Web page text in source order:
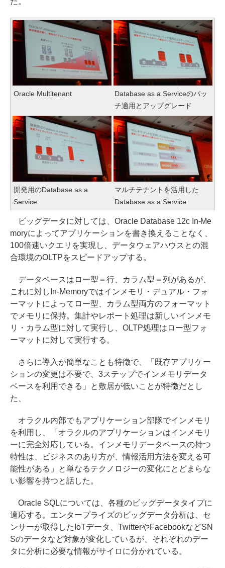
Oracle Multitenant
Database as a Serviceのパッ
チ適用とアップグレード
開発用のDatabase as a
Service
マルチテナントを活用した
Database as a Service
ビッグデータに対しては、Oracle Database 12c In-Me
moryによってアプリケーションを書き換えることなく、
100倍速いクエリを実現し、データウェアハウスとの混
合環境のOLTPをスピードアップする。
データベースはロー型＝行、カラム型＝列があるが、
これに対しIn-Memoryではインメモリ・デュアル・フォ
ーマットによってロー型、カラム型両方のフォーマット
でメモリに保持。集計やレポート処理は新しいインメモ
リ・カラム型に対して実行し、OLTP処理はロー型フォ
ーマットに対して実行する。
さらに導入が簡単なことも特徴で、「既存アプリケー
ションの変更は不要で、3ステップでインメモリデータ
ベースを利用できる」と敷居が低いことが特徴だとし
た、
オラクル内部でもアプリケーション部隊でインメモリ
を利用し、「オラクルのアプリケーションはインメモリ
ーに完全対応している。インメモリデータベースの持つ
特性は、ビジネスのあり方が、情報活用方法を変える可
能性がある」と単なるテクノロジーの変化にとどまらな
い影響を持つと話した。
Oracle SQLについては、各種のビッグデータタイプに
適応する。エンタープライズのビッグデータ分析は、セ
ンサーが取得したIoTデータ、TwitterやFacebookなどSN
Sのデータなど対象が変化しているが、それぞれのデー
タに分析に必要な情報がサイロに分かれている。